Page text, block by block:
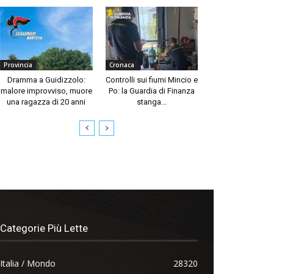
Provincia
Dramma a Guidizzolo:
malore improvviso, muore
una ragazza di 20 anni
Cronaca
Controlli sui fiumi Mincio e
Po: la Guardia di Finanza
stanga...
Categorie Più Lette
Italia / Mondo 28320